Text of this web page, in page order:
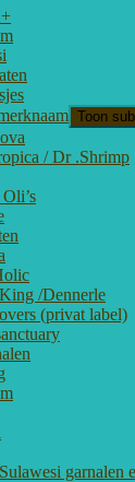
Toon
/ Dr .Shrimp
/Dennerle
(privat label)
garnalen